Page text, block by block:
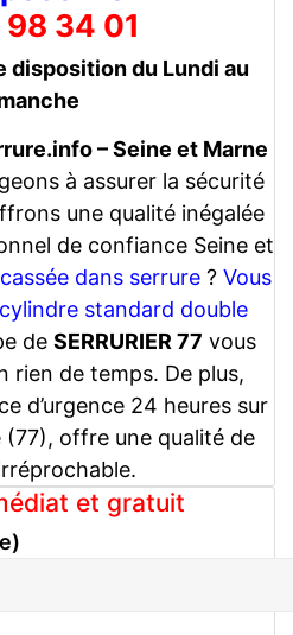
34 01
disposition du Lundi au
– Seine et Marne
à assurer la sécurité
une qualité inégalée
de confiance Seine et
dans serrure ? Vous
standard double
de SERRURIER 77 vous
rien de temps. De plus,
d’urgence 24 heures sur
(77), offre une qualité de
et gratuit